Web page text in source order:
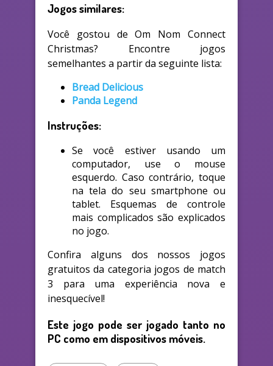
Jogos similares:
Você gostou de Om Nom Connect
Christmas? Encontre jogos
semelhantes a partir da seguinte lista:
Bread Delicious
Panda Legend
Instruções:
Se você estiver usando um
computador, use o mouse
esquerdo. Caso contrário, toque
na tela do seu smartphone ou
tablet. Esquemas de controle
mais complicados são explicados
no jogo.
Confira alguns dos nossos jogos
gratuitos da categoria jogos de match
3 para uma experiência nova e
inesquecível!
Este jogo pode ser jogado tanto no
PC como em dispositivos móveis.